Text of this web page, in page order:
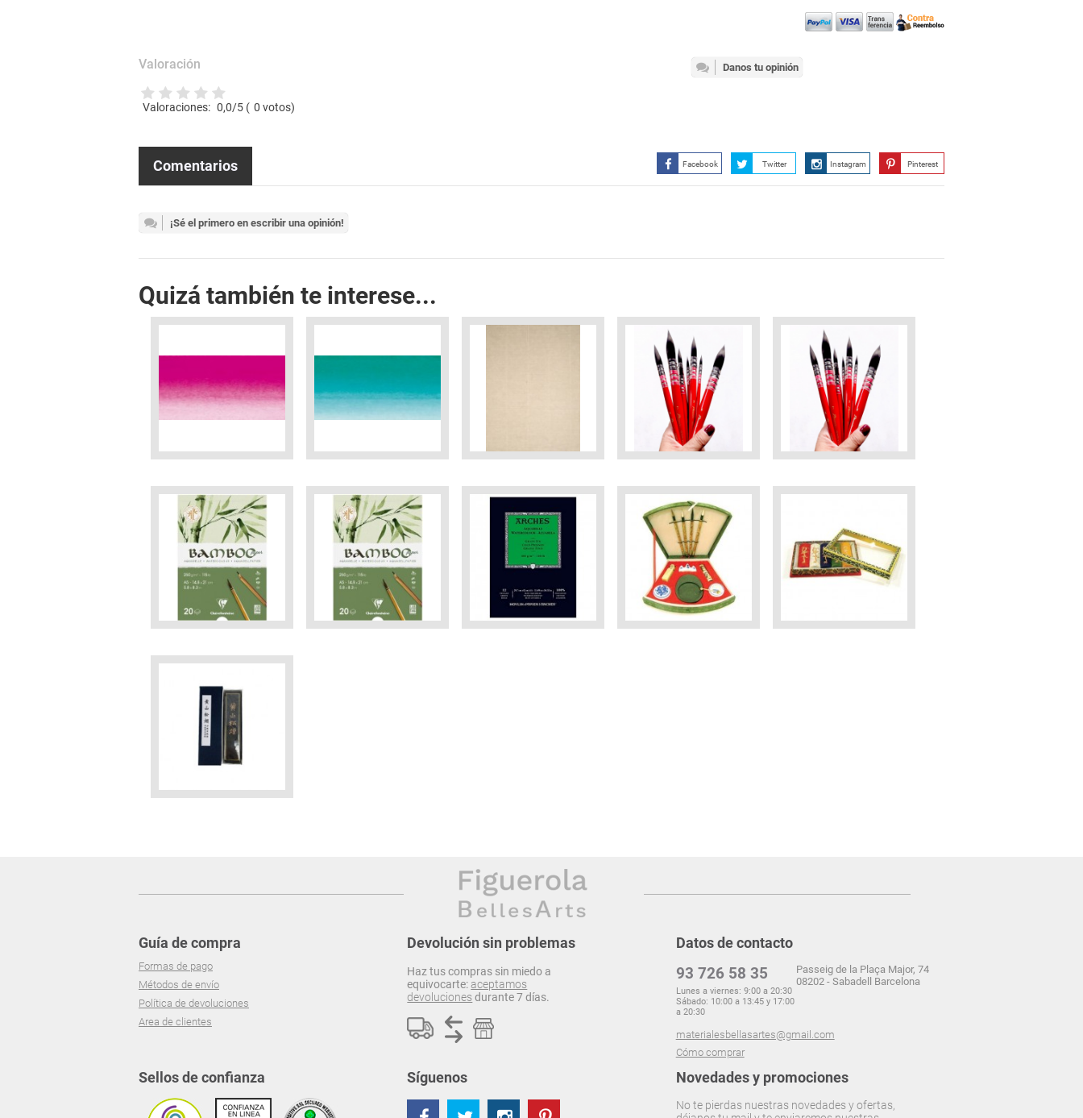
Danos tu opinión
Valoración
Valoraciones: 0,0/5 ( 0 votos)
Facebook Twitter Instagram Pinterest
Comentarios
¡Sé el primero en escribir una opinión!
Quizá también te interese...
Guía de compra
Formas de pago
Métodos de envío
Política de devoluciones
Area de clientes
Devolución sin problemas
Haz tus compras sin miedo a
equivocarte:aceptamos
devolucionesdurante 7 días.
Datos de contacto
93 726 58 35
Lunes a viernes: 9:00 a 20:30
Sábado: 10:00 a 13:45 y 17:00
a 20:30
materialesbellasartes@gmail.com
Cómo comprar
Passeig de la Plaça Major, 74
08202 - Sabadell Barcelona
Sellos de confianza Novedades y promociones
No te pierdas nuestras novedades y ofertas,
Síguenos